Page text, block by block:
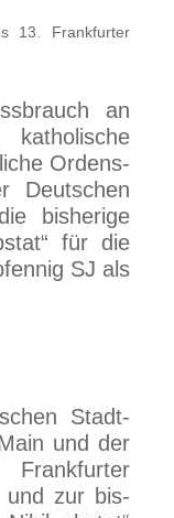
13. Frankfurter
an
Ordens­
Deut­schen
bis­her­ige
für die
SJ als
Stadt­
und der
und zur bis­